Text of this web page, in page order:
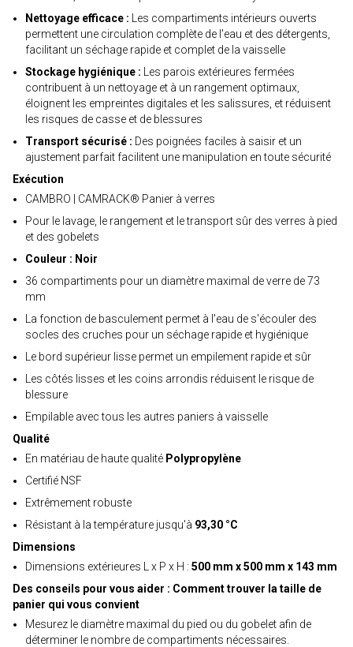
Nettoyage efficace : Les compartiments intérieurs ouverts
permettent une circulation complète de l'eau et des détergents,
facilitant un séchage rapide et complet de la vaisselle
Stockage hygiénique : Les parois extérieures fermées
contribuent à un nettoyage et à un rangement optimaux,
éloignent les empreintes digitales et les salissures, et réduisent
les risques de casse et de blessures
Transport sécurisé : Des poignées faciles à saisir et un
ajustement parfait facilitent une manipulation en toute sécurité
Exécution
CAMBRO | CAMRACK® Panier à verres
Pour le lavage, le rangement et le transport sûr des verres à pied
et des gobelets
Couleur : Noir
36 compartiments pour un diamètre maximal de verre de 73
mm
La fonction de basculement permet à l'eau de s'écouler des
socles des cruches pour un séchage rapide et hygiénique
Le bord supérieur lisse permet un empilement rapide et sûr
Les côtés lisses et les coins arrondis réduisent le risque de
blessure
Empilable avec tous les autres paniers à vaisselle
Qualité
En matériau de haute qualité Polypropylène
Certifié NSF
Extrêmement robuste
Résistant à la température jusqu'à 93,30 °C
Dimensions
Dimensions extérieures L x P x H : 500 mm x 500 mm x 143 mm
Des conseils pour vous aider : Comment trouver la taille de
panier qui vous convient
Mesurez le diamètre maximal du pied ou du gobelet afin de
déterminer le nombre de compartiments nécessaires.